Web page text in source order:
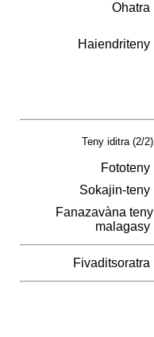
Ohatra
Haiendriteny
Teny iditra (2/2)
Fototeny
Sokajin-teny
Fanazavàna teny
malagasy
Fivaditsoratra